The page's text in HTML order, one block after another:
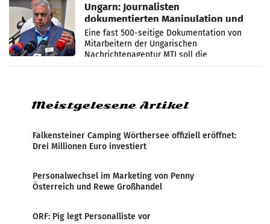
Ungarn: Journalisten
dokumentierten Manipulation und
Zensur
Eine fast 500-seitige Dokumentation von
Mitarbeitern der Ungarischen
Nachrichtenagentur MTI soll die
systematische Nachrichten-Manipulation und
Meistgelesene Artikel
Falkensteiner Camping Wörthersee offiziell eröffnet:
Drei Millionen Euro investiert
Personalwechsel im Marketing von Penny
Österreich und Rewe Großhandel
ORF: Pig legt Personalliste vor